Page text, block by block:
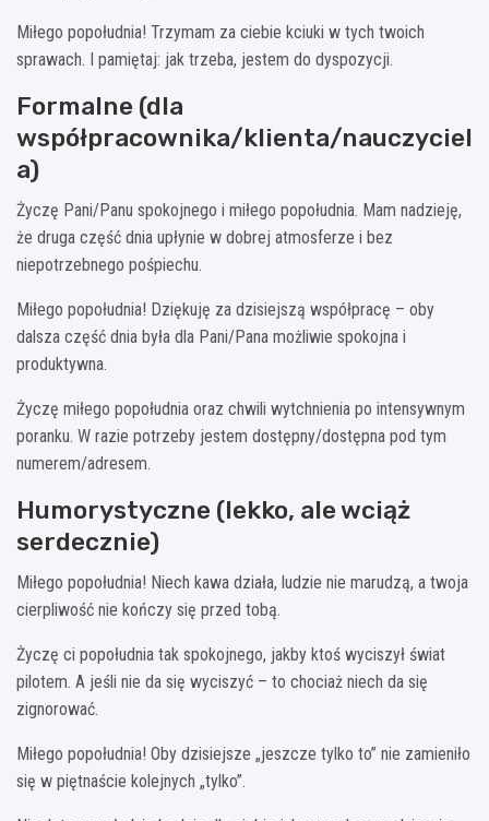
Miłego popołudnia! Trzymam za ciebie kciuki w tych twoich
sprawach. I pamiętaj: jak trzeba, jestem do dyspozycji.
Formalne (dla
współpracownika/klienta/nauczyciel
a)
Życzę Pani/Panu spokojnego i miłego popołudnia. Mam nadzieję,
że druga część dnia upłynie w dobrej atmosferze i bez
niepotrzebnego pośpiechu.
Miłego popołudnia! Dziękuję za dzisiejszą współpracę – oby
dalsza część dnia była dla Pani/Pana możliwie spokojna i
produktywna.
Życzę miłego popołudnia oraz chwili wytchnienia po intensywnym
poranku. W razie potrzeby jestem dostępny/dostępna pod tym
numerem/adresem.
Humorystyczne (lekko, ale wciąż
serdecznie)
Miłego popołudnia! Niech kawa działa, ludzie nie marudzą, a twoja
cierpliwość nie kończy się przed tobą.
Życzę ci popołudnia tak spokojnego, jakby ktoś wyciszył świat
pilotem. A jeśli nie da się wyciszyć – to chociaż niech da się
zignorować.
Miłego popołudnia! Oby dzisiejsze „jeszcze tylko to” nie zamieniło
się w piętnaście kolejnych „tylko”.